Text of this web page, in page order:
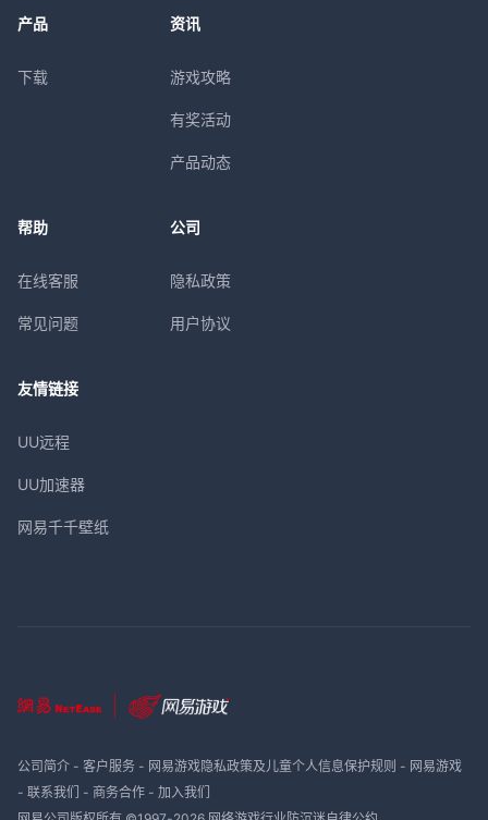
产品
下载
资讯
游戏攻略
有奖活动
产品动态
帮助
在线客服
常见问题
公司
隐私政策
用户协议
友情链接
UU远程
UU加速器
网易千千壁纸
公司简介- 客户服务- 网易游戏隐私政策及儿童个人信息保护规则 - 网易游戏
- 联系我们 - 商务合作- 加入我们